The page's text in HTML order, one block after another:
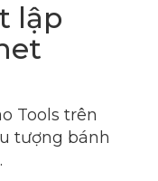
lập
Tools trên
tượng bánh